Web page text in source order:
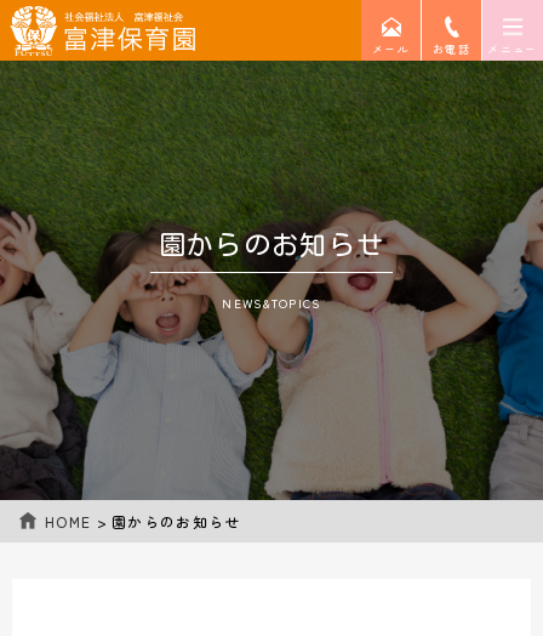
メール お電話 メニュー
大人も子どもも「共に育ち共に喜ぶこと」を
大切にする保育園を目指しています
子どもは自らの育ちの中で自立し、
成長していき、大きな達成感を味わい、
感動する日に遭遇することで、
その後の人生への生きる力を身につけ、
努力することができるようになると、
私たちは思っています。
子どもは、私たちの宝です。
園からのお知らせ
NEWS&TOPICS
HOME > 園からのお知らせ